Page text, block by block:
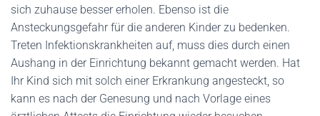
sich zuhause besser erholen. Ebenso ist die
Ansteckungsgefahr für die anderen Kinder zu bedenken.
Treten Infektionskrankheiten auf, muss dies durch einen
Aushang in der Einrichtung bekannt gemacht werden. Hat
Ihr Kind sich mit solch einer Erkrankung angesteckt, so
kann es nach der Genesung und nach Vorlage eines